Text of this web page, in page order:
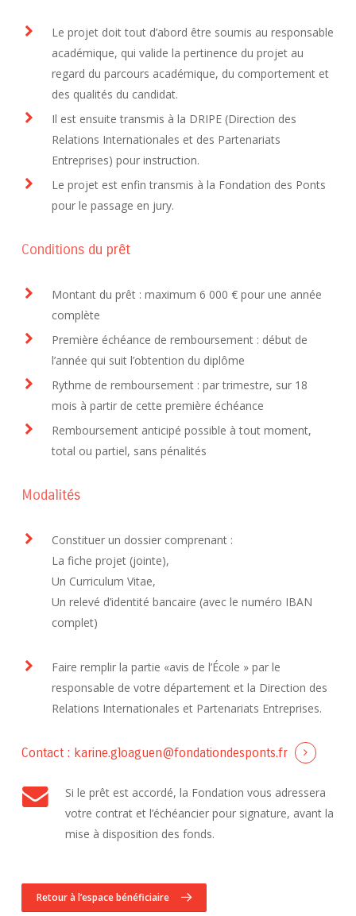
Le projet doit tout d’abord être soumis au responsable
académique, qui valide la pertinence du projet au
regard du parcours académique, du comportement et
des qualités du candidat.
Il est ensuite transmis à la DRIPE (Direction des
Relations Internationales et des Partenariats
Entreprises) pour instruction.
Le projet est enfin transmis à la Fondation des Ponts
pour le passage en jury.
Conditions du prêt
Montant du prêt : maximum 6 000 € pour une année
complète
Première échéance de remboursement : début de
l’année qui suit l’obtention du diplôme
Rythme de remboursement : par trimestre, sur 18
mois à partir de cette première échéance
Remboursement anticipé possible à tout moment,
total ou partiel, sans pénalités
Modalités
Constituer un dossier comprenant :
La fiche projet (jointe),
Un Curriculum Vitae,
Un relevé d’identité bancaire (avec le numéro IBAN
complet)
Faire remplir la partie «avis de l’École » par le
responsable de votre département et la Direction des
Relations Internationales et Partenariats Entreprises.
Contact : karine.gloaguen@fondationdesponts.fr
Si le prêt est accordé, la Fondation vous adressera
votre contrat et l’échéancier pour signature, avant la
mise à disposition des fonds.
Retour à l’espace bénéficiaire